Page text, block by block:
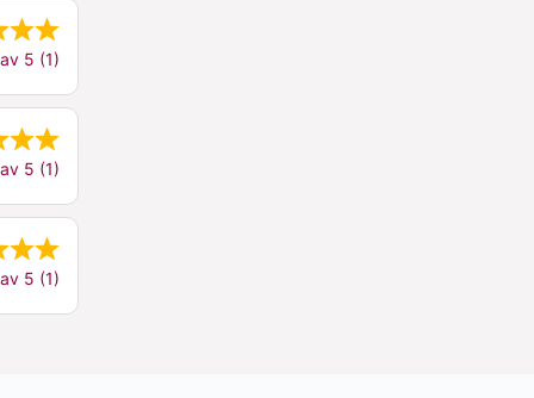
5 (1)
5 (1)
5 (1)